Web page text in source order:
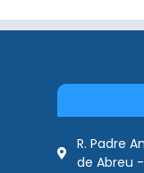
R. Padre
de Abreu